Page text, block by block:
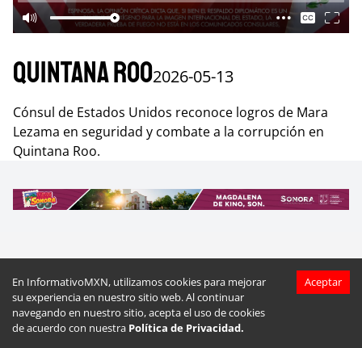
En InformativoMXN, utilizamos cookies para mejorar
su experiencia en nuestro sitio web. Al continuar
navegando en nuestro sitio, acepta el uso de cookies
de acuerdo con nuestra Política de Privacidad.
Aceptar
Quintana Roo2026-05-13
Cónsul de Estados Unidos reconoce logros de Mara
Lezama en seguridad y combate a la corrupción en
Quintana Roo.